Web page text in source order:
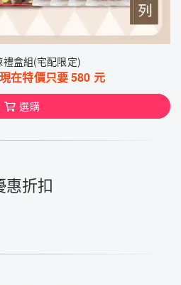
禮盒組(宅配限定)
現在特價只要580 元
選購
惠折扣